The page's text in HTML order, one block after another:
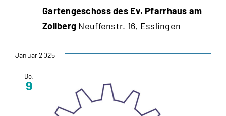
Gartengeschoss des Ev. Pfarrhaus am
Zollberg Neuffenstr. 16, Esslingen
Januar 2025
Do.
9